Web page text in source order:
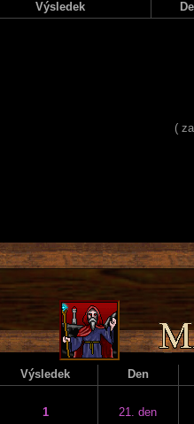
Výsledek
(
Výsledek Den
1 21. den